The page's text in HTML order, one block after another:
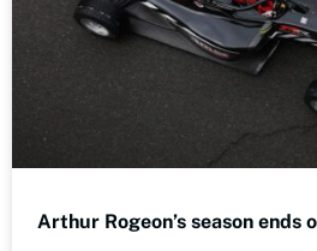
Arthur Rogeon’s season ends